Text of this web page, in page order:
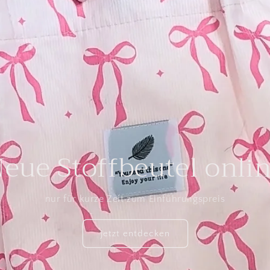
Stoffbeutel
nur für kurze Zeit zum Einführungspreis
jetzt entdecken